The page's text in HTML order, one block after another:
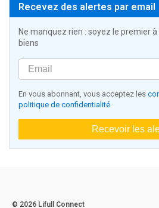
Recevez des alertes par email
Ne manquez rien : soyez le premier
biens
En vous abonnant, vous acceptez les
politique de confidentialité
Recevoir les
© 2026 Lifull Connect